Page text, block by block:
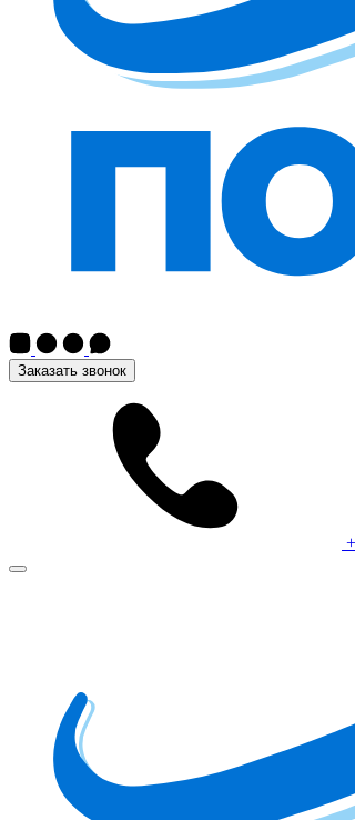
Заказать звонок